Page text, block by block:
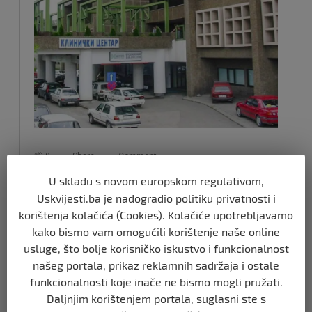
Izvor vijesti:oslobodjenje.ba
U skladu s novom europskom regulativom,
Uskvijesti.ba je nadogradio politiku privatnosti i
korištenja kolačića (Cookies). Kolačiće upotrebljavamo
kako bismo vam omogućili korištenje naše online
usluge, što bolje korisničko iskustvo i funkcionalnost
našeg portala, prikaz reklamnih sadržaja i ostale
funkcionalnosti koje inače ne bismo mogli pružati.
Daljnjim korištenjem portala, suglasni ste s